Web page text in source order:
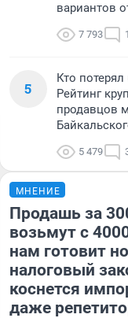
вариантов
7 793 1
5
Кто
Рейтинг
продавцов
5 479
МНЕНИЕ
Продашь за
возьмут с
нам готовит
налоговый
коснется
даже